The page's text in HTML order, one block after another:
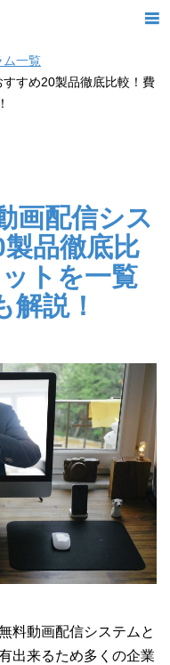
ム一覧
すすめ20製品徹底比較！費
画配信シス
品徹底比
トを一覧
解説！
料動画配信システムと
出来るため多くの企業